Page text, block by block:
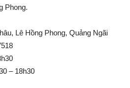
Phong.
Lê Hồng Phong, Quảng Ngãi
– 18h30